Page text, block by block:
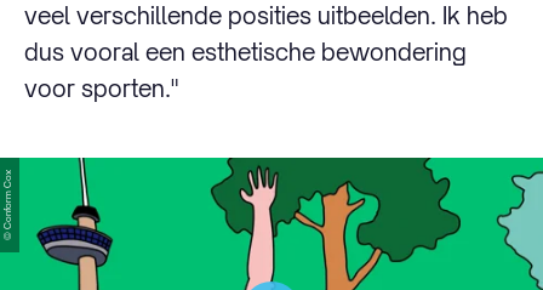
veel verschillende posities uitbeelden. Ik heb
dus vooral een esthetische bewondering
voor sporten."
© Conform Cox